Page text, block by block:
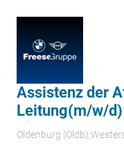
Assistenz der
Leitung(m/w/d)
Oldenburg